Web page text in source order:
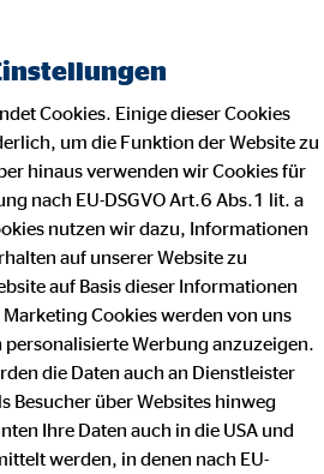
Interesse an unserem
hat einen besonders hohen
AG.
Daten, beispielsweise
E-Mail-Adresse oder
Person, erfolgt stets im
Grundverordnung und in
für die OVB Vermögensberatung AG
Cookies. Einige dieser Cookies
um die Funktion der Website zu
hinaus verwenden wir Cookies für
nach EU-DSGVO Art.6 Abs.1 lit. a
nutzen wir dazu, Informationen
auf unserer Website zu
auf Basis dieser Informationen
Cookies werden von uns
Werbung anzuzeigen.
die Daten auch an Dienstleister
Besucher über Websites hinweg
Ihre Daten auch in die USA und
werden, in denen nach EU-